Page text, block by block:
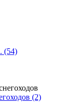
(54)
(2)